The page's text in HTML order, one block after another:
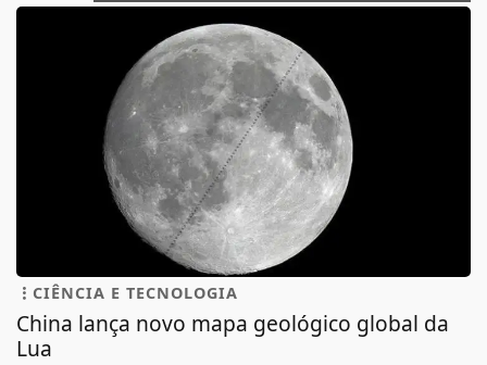
CIÊNCIA E TECNOLOGIA
China lança novo mapa geológico global da
Lua